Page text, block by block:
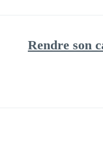
Rendre son